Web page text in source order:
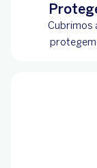
Cubrimos